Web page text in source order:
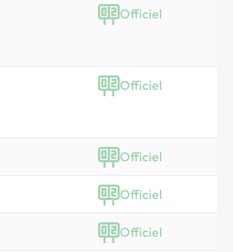
Officiel
Officiel
Officiel
Officiel
Officiel